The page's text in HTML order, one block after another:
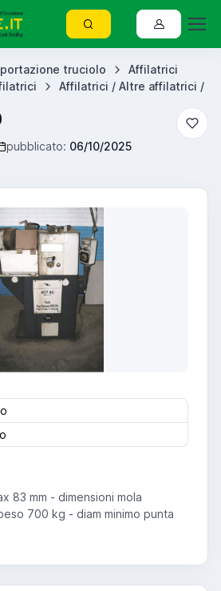
truciolo
Affilatrici
Affilatrici / Altre affilatrici /
pubblicato: 06/10/2025
83 mm - dimensioni mola
700 kg - diam minimo punta